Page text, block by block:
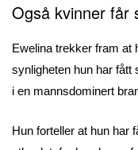
Også kvinner får
Ewelina trekker fram at
synligheten hun har
i en mannsdominert
Hun forteller at hun har